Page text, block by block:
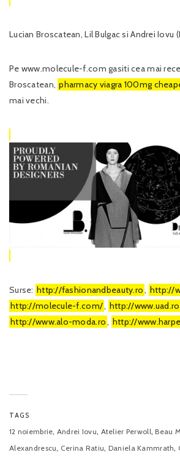
Lucian Broscatean, Lil Bulgac si Andrei Iovu
Pe www.molecule-f.com gasiti cea mai
Broscatean, pharmacy viagra 100mg
mai vechi.
Surse: http://fashionandbeauty.ro, http://
http://molecule-f.com/, http://www.uad.ro
http://www.alo-moda.ro, http://
TAGS
12 noiembrie, Andrei Iovu, Atelier Perwoll,Beau
Alexandrescu, Cerina Ratiu, Daniela Kammrath,